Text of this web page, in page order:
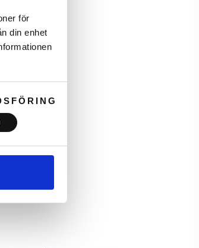
för
din enhet